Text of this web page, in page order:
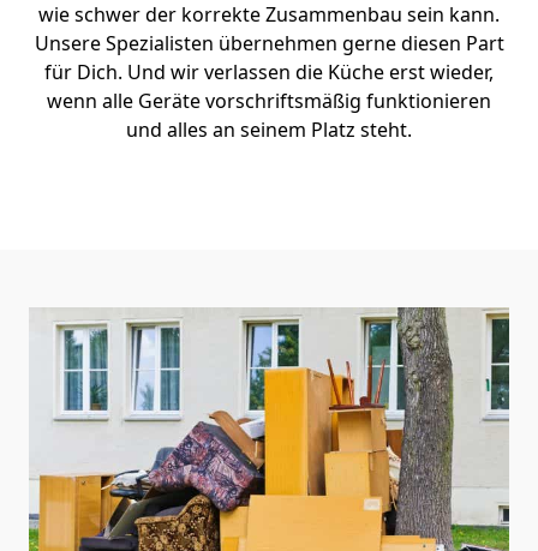
wie schwer der korrekte Zusammenbau sein kann.
Unsere Spezialisten übernehmen gerne diesen Part
für Dich. Und wir verlassen die Küche erst wieder,
wenn alle Geräte vorschriftsmäßig funktionieren
und alles an seinem Platz steht.